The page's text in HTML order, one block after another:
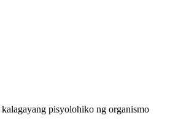
pisyolohiko ng organismo